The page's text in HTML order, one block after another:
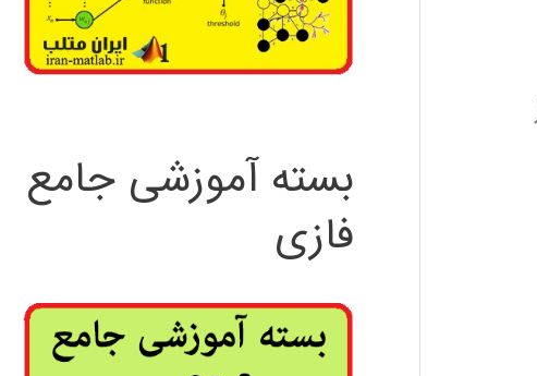
بسته آموزشی جامع
فازی